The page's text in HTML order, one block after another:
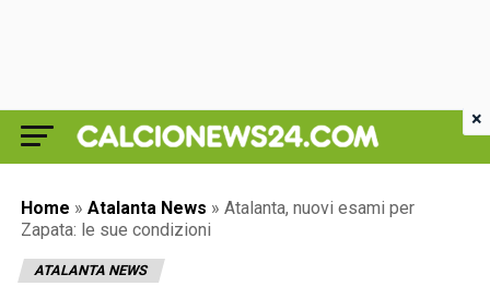
Home » Atalanta News » Atalanta, nuovi esami per
Zapata: le sue condizioni
ATALANTA NEWS
×